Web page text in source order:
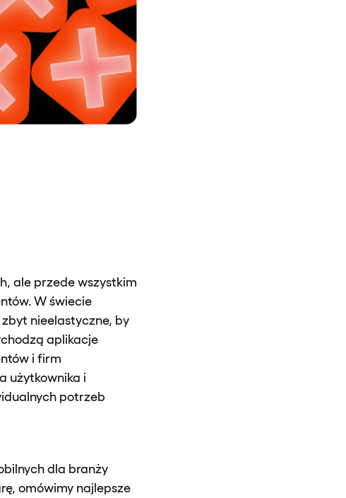
X
ale przede wszystkim
W świecie
nieelastyczne, by
aplikacje
i firm
użytkownika i
potrzeb
dla branży
omówimy najlepsze